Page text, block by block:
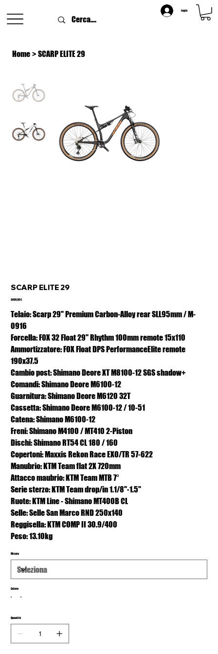
login
Home > SCARP ELITE 29
SCARP ELITE 29
Prezzo
3499,99 €
Telaio: Scarp 29" Premium Carbon-Alloy rear SLL95mm / M-
0916
Forcella: FOX 32 Float 29" Rhythm 100mm remote 15x110
Ammortizzatore: FOX Float DPS PerformanceElite remote
190x37.5
Cambio post: Shimano Deore XT M8100-12 SGS shadow+
Comandi: Shimano Deore M6100-12
Guarnitura: Shimano Deore M6120 32T
Cassetta: Shimano Deore M6100-12 / 10-51
Catena: Shimano M6100-12
Freni: Shimano M4100 / MT410 2-Piston
Dischi: Shimano RT54 CL 180 / 160
Copertoni: Maxxis Rekon Race EXO/TR 57-622
Manubrio: KTM Team flat 2X 720mm
Attacco maubrio: KTM Team MTB 7°
Serie sterzo: KTM Team drop/in 1.1/8"-1.5"
Ruote: KTM Line - Shimano MT400B CL
Selle: Selle San Marco RND 250x140
Reggisella: KTM COMP II 30.9/400
Peso: 13.10kg
Misura
Colore
Quantità